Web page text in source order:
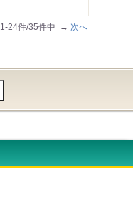
1-24件/35件中 → 次へ